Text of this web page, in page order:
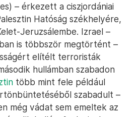
– érkezett a ciszjordániai
Hatóság székhelyére,
Jeruzsálembe. Izrael –
is többször megtörtént –
elítélt terroristák
hullámban szabadon
több mint fele például
szabadult –
még vádat sem emeltek az